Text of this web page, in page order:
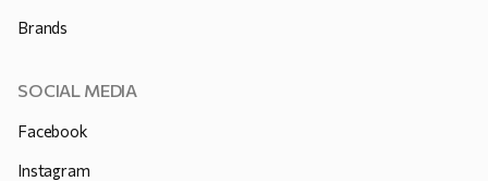
Brands
SOCIAL MEDIA
Facebook
Instagram